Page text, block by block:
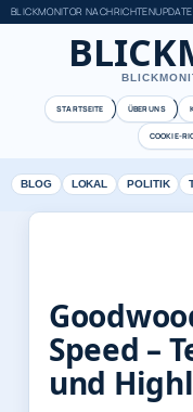
BLICKMONITOR NACHRICHTENUPDATE
STARTSEITE ÜBER UNS
COOKIE-
BLOG LOKAL POLITIK
Speed –
und